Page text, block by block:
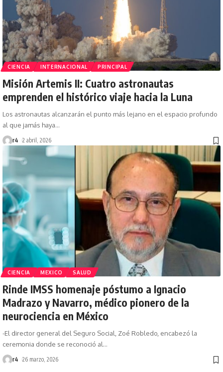
CIENCIA INTERNACIONAL PRINCIPAL
Misión Artemis II: Cuatro astronautas
emprenden el histórico viaje hacia la Luna
Los astronautas alcanzarán el punto más lejano en el espacio profundo
al que jamás haya…
r4 2 abril, 2026
CIENCIA MEXICO SALUD
Rinde IMSS homenaje póstumo a Ignacio
Madrazo y Navarro, médico pionero de la
neurociencia en México
-El director general del Seguro Social, Zoé Robledo, encabezó la
ceremonia donde se reconoció al…
r4 26 marzo, 2026